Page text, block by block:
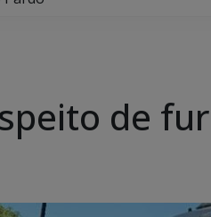
de